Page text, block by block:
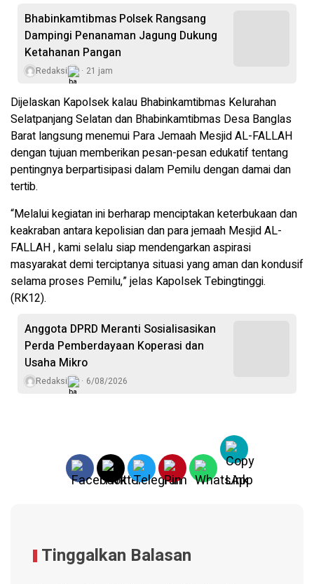
Bhabinkamtibmas Polsek Rangsang
Dampingi Penanaman Jagung Dukung
Ketahanan Pangan
Redaksi 21 jam
Dijelaskan Kapolsek kalau Bhabinkamtibmas Kelurahan
Selatpanjang Selatan dan Bhabinkamtibmas Desa Banglas
Barat langsung menemui Para Jemaah Mesjid AL-FALLAH
dengan tujuan memberikan pesan-pesan edukatif tentang
pentingnya berpartisipasi dalam Pemilu dengan damai dan
tertib.
“Melalui kegiatan ini berharap menciptakan keterbukaan dan
keakraban antara kepolisian dan para jemaah Mesjid AL-
FALLAH , kami selalu siap mendengarkan aspirasi
masyarakat demi terciptanya situasi yang aman dan kondusif
selama proses Pemilu,” jelas Kapolsek Tebingtinggi.
(RK12).
Anggota DPRD Meranti Sosialisasikan
Perda Pemberdayaan Koperasi dan
Usaha Mikro
Redaksi 6/08/2026
Tinggalkan Balasan